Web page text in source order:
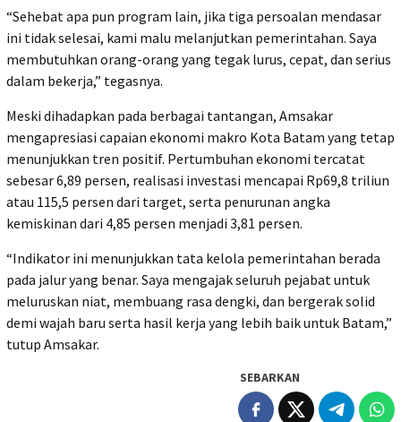
“Sehebat apa pun program lain, jika tiga persoalan mendasar
ini tidak selesai, kami malu melanjutkan pemerintahan. Saya
membutuhkan orang-orang yang tegak lurus, cepat, dan serius
dalam bekerja,” tegasnya.
Meski dihadapkan pada berbagai tantangan, Amsakar
mengapresiasi capaian ekonomi makro Kota Batam yang tetap
menunjukkan tren positif. Pertumbuhan ekonomi tercatat
sebesar 6,89 persen, realisasi investasi mencapai Rp69,8 triliun
atau 115,5 persen dari target, serta penurunan angka
kemiskinan dari 4,85 persen menjadi 3,81 persen.
“Indikator ini menunjukkan tata kelola pemerintahan berada
pada jalur yang benar. Saya mengajak seluruh pejabat untuk
meluruskan niat, membuang rasa dengki, dan bergerak solid
demi wajah baru serta hasil kerja yang lebih baik untuk Batam,”
tutup Amsakar.
SEBARKAN